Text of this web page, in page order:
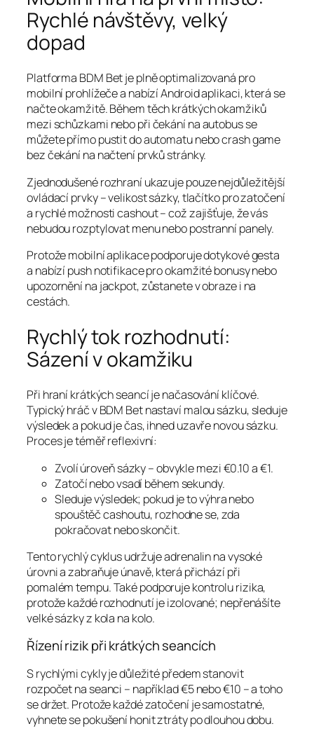
Rychlé návštěvy, velký
dopad
Platforma BDM Bet je plně optimalizovaná pro
mobilní prohlížeče a nabízí Android aplikaci, která se
načte okamžitě. Během těch krátkých okamžiků
mezi schůzkami nebo při čekání na autobus se
můžete přímo pustit do automatu nebo crash game
bez čekání na načtení prvků stránky.
Zjednodušené rozhraní ukazuje pouze nejdůležitější
ovládací prvky – velikost sázky, tlačítko pro zatočení
a rychlé možnosti cashout – což zajišťuje, že vás
nebudou rozptylovat menu nebo postranní panely.
Protože mobilní aplikace podporuje dotykové gesta
a nabízí push notifikace pro okamžité bonusy nebo
upozornění na jackpot, zůstanete v obraze i na
cestách.
Rychlý tok rozhodnutí:
Sázení v okamžiku
Při hraní krátkých seancí je načasování klíčové.
Typický hráč v BDM Bet nastaví malou sázku, sleduje
výsledek a pokud je čas, ihned uzavře novou sázku.
Proces je téměř reflexivní:
Zvolí úroveň sázky – obvykle mezi €0.10 a €1.
Zatočí nebo vsadí během sekundy.
Sleduje výsledek; pokud je to výhra nebo
spouštěč cashoutu, rozhodne se, zda
pokračovat nebo skončit.
Tento rychlý cyklus udržuje adrenalin na vysoké
úrovni a zabraňuje únavě, která přichází při
pomalém tempu. Také podporuje kontrolu rizika,
protože každé rozhodnutí je izolované; nepřenášíte
velké sázky z kola na kolo.
Řízení rizik při krátkých seancích
S rychlými cykly je důležité předem stanovit
rozpočet na seanci – například €5 nebo €10 – a toho
se držet. Protože každé zatočení je samostatné,
vyhnete se pokušení honit ztráty po dlouhou dobu.